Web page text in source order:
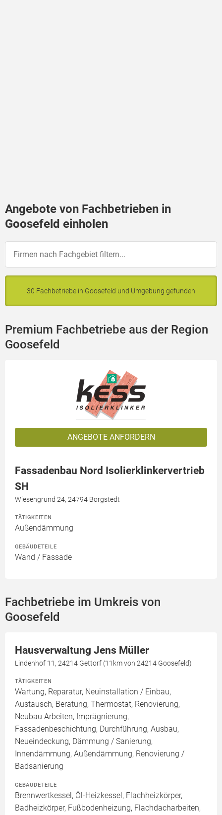
Angebote von Fachbetrieben in
Goosefeld einholen
30 Fachbetriebe in Goosefeld und Umgebung gefunden
Premium Fachbetriebe aus der Region
Goosefeld
ANGEBOTE ANFORDERN
Fassadenbau Nord Isolierklinkervertrieb
SH
Wiesengrund 24, 24794 Borgstedt
TÄTIGKEITEN
Außendämmung
GEBÄUDETEILE
Wand / Fassade
Fachbetriebe im Umkreis von
Goosefeld
Hausverwaltung Jens Müller
Lindenhof 11, 24214 Gettorf (11km von 24214 Goosefeld)
TÄTIGKEITEN
Wartung, Reparatur, Neuinstallation / Einbau,
Austausch, Beratung, Thermostat, Renovierung,
Neubau Arbeiten, Imprägnierung,
Fassadenbeschichtung, Durchführung, Ausbau,
Neueindeckung, Dämmung / Sanierung,
Innendämmung, Außendämmung, Renovierung /
Badsanierung
GEBÄUDETEILE
Brennwertkessel, Öl-Heizkessel, Flachheizkörper,
Badheizkörper, Fußbodenheizung, Flachdacharbeiten,